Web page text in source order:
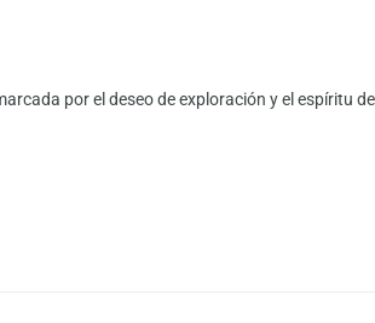
por el deseo de exploración y el espíritu de